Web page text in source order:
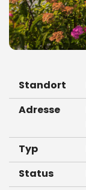
Standort
Adresse
Typ
Status